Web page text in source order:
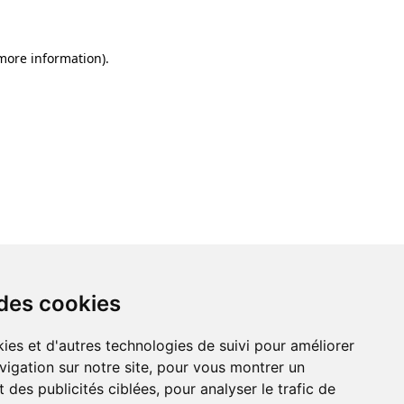
cookies
et d'autres technologies de suivi pour améliorer
sur notre site, pour vous montrer un
des publicités ciblées, pour analyser le trafic de
information).